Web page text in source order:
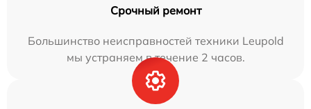
Срочный ремонт
Большинство неисправностей техники Leupold
мы устраняем в течение 2 часов.